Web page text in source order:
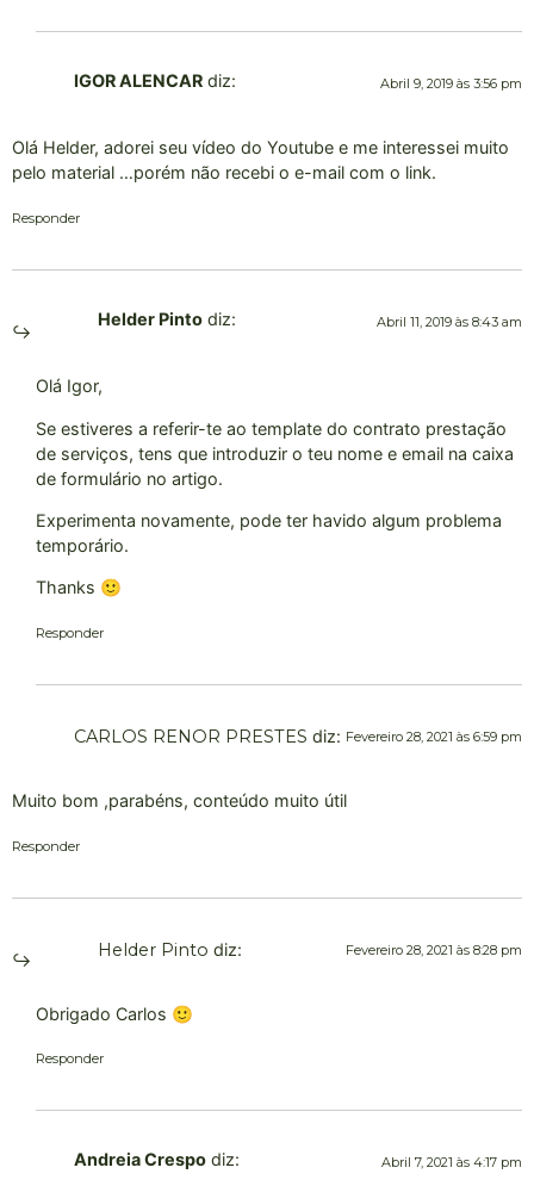
IGOR ALENCAR diz: Abril 9, 2019 às 3:56 pm
Olá Helder, adorei seu vídeo do Youtube e me interessei muito
pelo material …porém não recebi o e-mail com o link.
Responder
Helder Pinto diz: Abril 11, 2019 às 8:43 am
Olá Igor,
Se estiveres a referir-te ao template do contrato prestação
de serviços, tens que introduzir o teu nome e email na caixa
de formulário no artigo.
Experimenta novamente, pode ter havido algum problema
temporário.
Thanks 🙂
Responder
CARLOS RENOR PRESTES diz: Fevereiro 28, 2021 às 6:59 pm
Muito bom ,parabéns, conteúdo muito útil
Responder
Helder Pinto diz: Fevereiro 28, 2021 às 8:28 pm
Obrigado Carlos 🙂
Responder
Andreia Crespo diz: Abril 7, 2021 às 4:17 pm